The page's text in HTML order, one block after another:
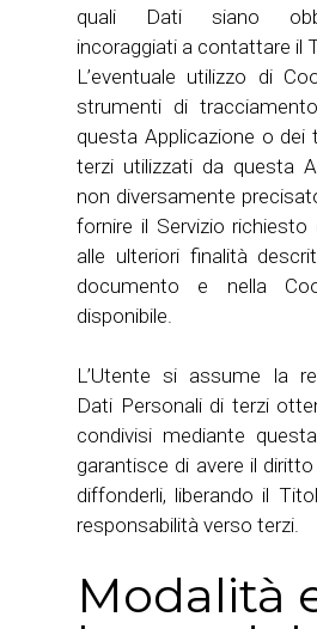
quali Dati siano
incoraggiati a contattare il
L’eventuale utilizzo di
strumenti di
questa Applicazione o dei
terzi utilizzati da questa
non diversamente
fornire il Servizio richiesto
alle ulteriori finalità
documento e nella
disponibile.
L’Utente si assume la
Dati Personali di terzi
condivisi mediante
garantisce di avere il
diffonderli, liberando il
responsabilità verso terzi.
Modalità